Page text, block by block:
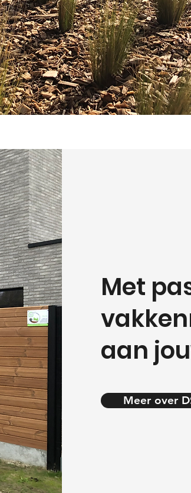
Met
aan
Meer over